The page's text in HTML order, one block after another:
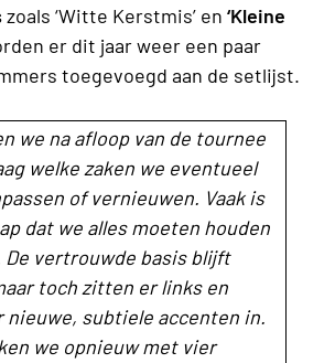
zoals ‘Witte Kerstmis’ en ‘Kleine
er dit jaar weer een paar
toegevoegd aan de setlijst.
we na afloop van de tournee
welke zaken we eventueel
of vernieuwen. Vaak is
dat we alles moeten houden
De vertrouwde basis blijft
toch zitten er links en
nieuwe, subtiele accenten in.
we opnieuw met vier